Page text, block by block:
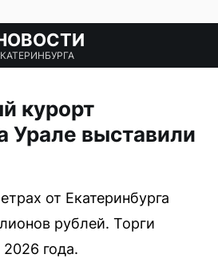
курорт
Урале выставили
от Екатеринбурга
рублей. Торги
года.